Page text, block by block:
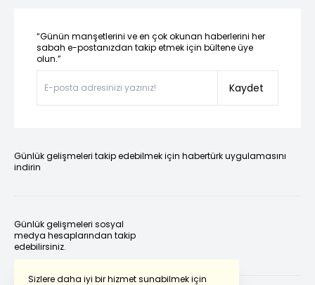
Sizlere daha iyi bir hizmet sunabilmek için
“Günün manşetlerini ve en çok okunan haberlerini her
sabah e-postanızdan takip etmek için bültene üye
olun.”
Kaydet
Günlük gelişmeleri takip edebilmek için habertürk uygulamasını
indirin
Günlük gelişmeleri sosyal
medya hesaplarından takip
edebilirsiniz.